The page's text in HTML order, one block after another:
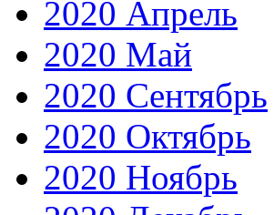
2020 Апрель
2020 Май
2020 Сентябрь
2020 Октябрь
2020 Ноябрь